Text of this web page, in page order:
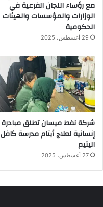
مع رؤساء اللجان الفرعية في
الوزارات والمؤسسات والهيئات
الحكومية
29 أغسطس، 2025
شركة نفط ميسان تطلق مبادرة
إنسانية لعلاج أيتام مدرسة كافل
اليتيم
27 أغسطس، 2025